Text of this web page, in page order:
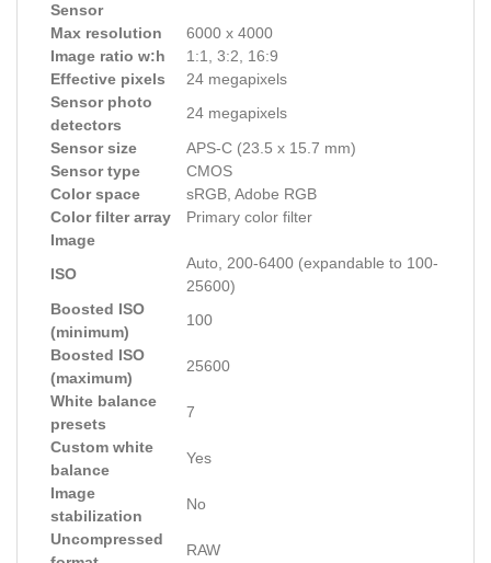
Sensor
Max resolution
6000 x 4000
Image ratio w:h
1:1, 3:2, 16:9
Effective pixels
24 megapixels
Sensor photo
detectors
24 megapixels
Sensor size
APS-C (23.5 x 15.7 mm)
Sensor type
CMOS
Color space
sRGB, Adobe RGB
Color filter array
Primary color filter
Image
ISO
Auto, 200-6400 (expandable to 100-
25600)
Boosted ISO
(minimum)
100
Boosted ISO
(maximum)
25600
White balance
presets
7
Custom white
balance
Yes
Image
stabilization
No
Uncompressed
RAW